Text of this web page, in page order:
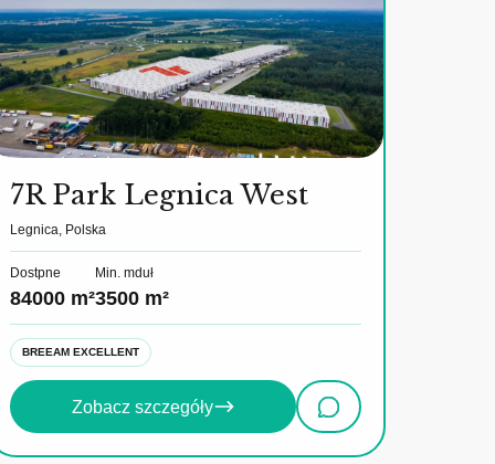
7R Park Legnica West
Legnica, Polska
Dostpne
84000 m²
Min. mduł
3500 m²
BREEAM EXCELLENT
Zobacz szczegóły